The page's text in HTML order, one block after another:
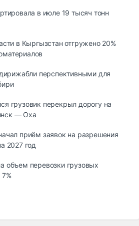
в июле 19 тысяч тонн
в Кыргызстан отгружено 20%
перспективными для
грузовик перекрыл дорогу на
— Оха
приём заявок на разрешения
2027 год
объем перевозки грузовых